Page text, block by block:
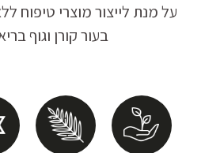
על מנת לייצור מוצרי טיפוח
בעור קורן וגוף